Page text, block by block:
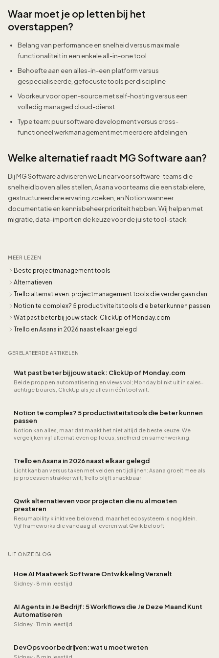
Waar moet je op letten bij het
overstappen?
Belang van performance en snelheid versus maximale
functionaliteit in een enkele all-in-one tool
Behoefte aan een alles-in-een platform versus
gespecialiseerde, gefocuste tools per discipline
Voorkeur voor open-source met self-hosting versus een
volledig managed cloud-dienst
Type team: puur software development versus cross-
functioneel werkmanagement met meerdere afdelingen
Welke alternatief raadt MG Software aan?
Bij MG Software adviseren we Linear voor software-teams die
snelheid boven alles stellen, Asana voor teams die een stabielere,
gestructureerdere ervaring zoeken, en Notion wanneer
documentatie en kennisbeheer prioriteit hebben. Wij helpen met
migratie, data-import en de keuze voor de juiste tool-stack.
MEER LEZEN
Beste projectmanagement tools
Alternatieven
Trello alternatieven: projectmanagement tools die verder gaan dan
kanban
Notion te complex? 5 productiviteitstools die beter kunnen passen
Wat past beter bij jouw stack: ClickUp of Monday.com
Trello en Asana in 2026 naast elkaar gelegd
GERELATEERDE ARTIKELEN
Wat past beter bij jouw stack: ClickUp of Monday.com
Beide proppen automatisering en views vol; Monday blinkt uit in sales-
achtige boards, ClickUp als je alles in één tool wilt.
Notion te complex? 5 productiviteitstools die beter kunnen
passen
Notion kan alles, maar dat maakt het niet altijd de beste keuze. We
vergelijken vijf alternatieven op focus, snelheid en samenwerking.
Trello en Asana in 2026 naast elkaar gelegd
Licht kanban versus taken met velden en tijdlijnen: Asana groeit mee als
je processen strakker wilt; Trello blijft snackbaar.
Qwik alternatieven voor projecten die nu al moeten
presteren
Resumability klinkt veelbelovend, maar het ecosysteem is nog klein.
Vijf frameworks die vandaag al leveren wat Qwik belooft.
UIT ONZE BLOG
Hoe AI Maatwerk Software Ontwikkeling Versnelt
Sidney · 8 min leestijd
AI Agents in Je Bedrijf: 5 Workflows die Je Deze Maand Kunt
Automatiseren
Sidney · 11 min leestijd
DevOps voor bedrijven: wat u moet weten